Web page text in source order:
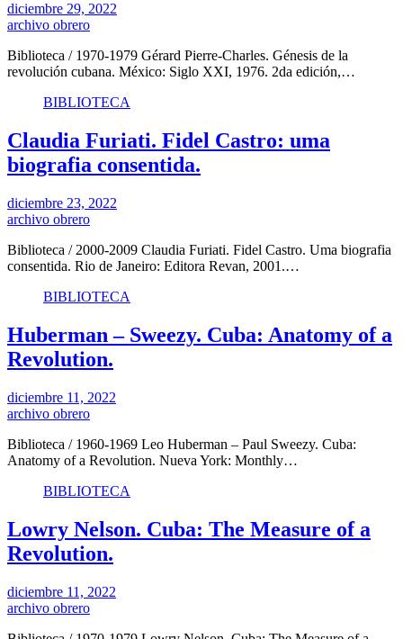
diciembre 29, 2022
archivo obrero
Biblioteca / 1970-1979 Gérard Pierre-Charles. Génesis de la
revolución cubana. México: Siglo XXI, 1976. 2da edición,…
BIBLIOTECA
Claudia Furiati. Fidel Castro: uma
biografia consentida.
diciembre 23, 2022
archivo obrero
Biblioteca / 2000-2009 Claudia Furiati. Fidel Castro. Uma biografia
consentida. Rio de Janeiro: Editora Revan, 2001.…
BIBLIOTECA
Huberman – Sweezy. Cuba: Anatomy of a
Revolution.
diciembre 11, 2022
archivo obrero
Biblioteca / 1960-1969 Leo Huberman – Paul Sweezy. Cuba:
Anatomy of a Revolution. Nueva York: Monthly…
BIBLIOTECA
Lowry Nelson. Cuba: The Measure of a
Revolution.
diciembre 11, 2022
archivo obrero